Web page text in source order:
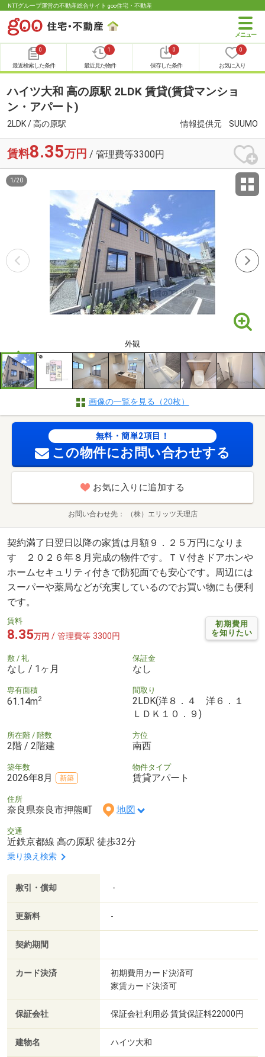
NTTグループ運営の不動産総合サイト goo住宅・不動産
0
最近検索した条件
1
最近見た物件
0
保存した条件
0
お気に入り
ハイツ大和 高の原駅 2LDK 賃貸(賃貸マンショ
ン・アパート)
2LDK / 高の原駅 情報提供元 SUUMO
賃料8.35万円 / 管理費等3300円
外観
1 /20
画像の一覧を見る（20枚）
無料・簡単2項目！
この物件にお問い合わせする
お気に入りに追加する
お問い合わせ先 （株）エリッツ天理店
契約満了日翌日以降の家賃は月額９．２５万円になりま
す ２０２６年８月完成の物件です。ＴＶ付きドアホンや
ホームセキュリティ付きで防犯面でも安心です。周辺には
スーパーや薬局などが充実しているのでお買い物にも便利
です。
初期費用
を知りたい
賃料
8.35万円 / 管理費等 3300円
敷 / 礼
なし / 1ヶ月
保証金
なし
専有面積
61.14m2
間取り
2LDK(洋８．４ 洋６．１
ＬＤＫ１０．９)
所在階 / 階数
2階 / 2階建
方位
南西
築年数
2026年8月 新築
物件タイプ
賃貸アパート
住所
奈良県奈良市押熊町 地図
交通
近鉄京都線 高の原駅 徒歩32分
乗り換え検索
敷引・償却 -
更新料 -
契約期間
カード決済
初期費用カード決済可
家賃カード決済可
保証会社 保証会社利用必 賃貸保証料22000円
建物名 ハイツ大和